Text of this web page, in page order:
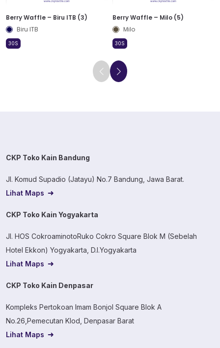
Berry Waffle – Biru ITB (3)
Biru ITB
30S
Berry Waffle – Milo (5)
Milo
30S
CKP Toko Kain Bandung
Jl. Komud Supadio (Jatayu) No.7 Bandung, Jawa Barat.
Lihat Maps
CKP Toko Kain Yogyakarta
Jl. HOS CokroaminotoRuko Cokro Square Blok M (Sebelah
Hotel Ekkon) Yogyakarta, D.I.Yogyakarta
Lihat Maps
CKP Toko Kain Denpasar
Kompleks Pertokoan Imam Bonjol Square Blok A
No.26,Pemecutan Klod, Denpasar Barat
Lihat Maps